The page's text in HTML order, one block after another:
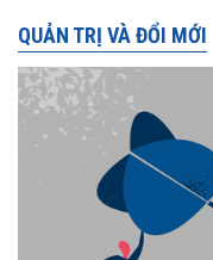
QUẢN TRỊ VÀ ĐỔI MỚI